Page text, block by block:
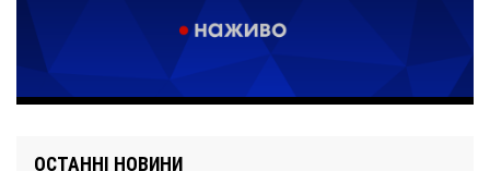
ОСТАННІ НОВИНИ